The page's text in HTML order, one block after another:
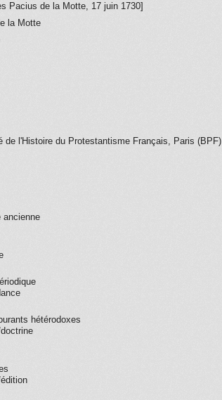
Pacius de la Motte, 17 juin 1730]
la Motte
de l'Histoire du Protestantisme Français, Paris (BPF)
ancienne
hétérodoxes